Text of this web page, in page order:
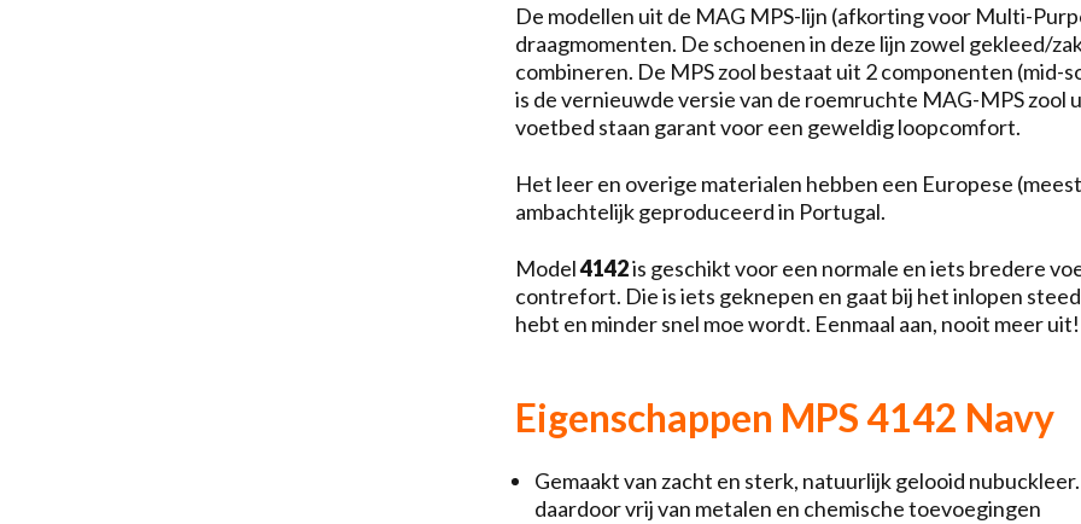
De modellen uit de MAG MPS-lijn (afkorting voor Multi-
draagmomenten. De schoenen in deze lijn zowel gekleed/
combineren. De MPS zool bestaat uit 2 componenten
is de vernieuwde versie van de roemruchte MAG-MPS
voetbed staan garant voor een geweldig loopcomfort.
Het leer en overige materialen hebben een Europese
ambachtelijk geproduceerd in Portugal.
Model4142is geschikt voor een normale en iets bredere
contrefort. Die is iets geknepen en gaat bij het inlopen
hebt en minder snel moe wordt. Eenmaal aan, nooit meer uit!
Eigenschappen MPS 4142 Navy
Gemaakt van zacht en sterk, natuurlijk gelooid
daardoor vrij van metalen en chemische toevoegingen